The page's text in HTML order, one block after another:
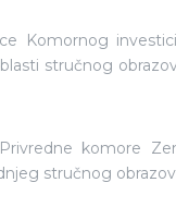
Komornog
stručnog
komore
stručnog